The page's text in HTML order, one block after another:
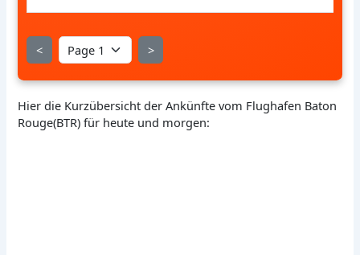
< >
Hier die Kurzübersicht der Ankünfte vom Flughafen Baton
Rouge(BTR) für heute und morgen: